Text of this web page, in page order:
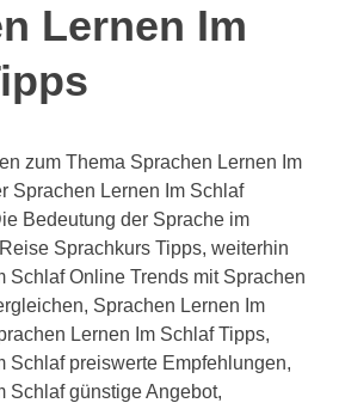
Lernen Im
zum Thema Sprachen Lernen Im
Sprachen Lernen Im Schlaf
Bedeutung der Sprache im
Sprachkurs Tipps, weiterhin
Schlaf Online Trends mit Sprachen
Sprachen Lernen Im
Lernen Im Schlaf Tipps,
Schlaf preiswerte Empfehlungen,
Schlaf günstige Angebot,